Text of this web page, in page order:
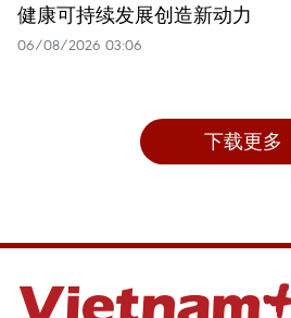
健康可持续发展创造新动力
06/08/2026 03:06
下载更多